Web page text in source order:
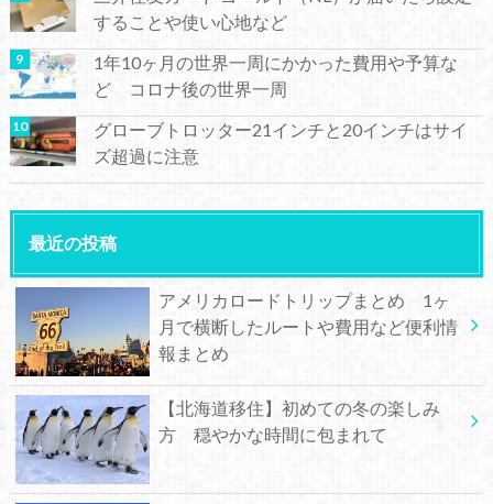
することや使い心地など
1年10ヶ月の世界一周にかかった費用や予算な
ど コロナ後の世界一周
グローブトロッター21インチと20インチはサイ
ズ超過に注意
最近の投稿
アメリカロードトリップまとめ 1ヶ
月で横断したルートや費用など便利情
報まとめ
【北海道移住】初めての冬の楽しみ
方 穏やかな時間に包まれて